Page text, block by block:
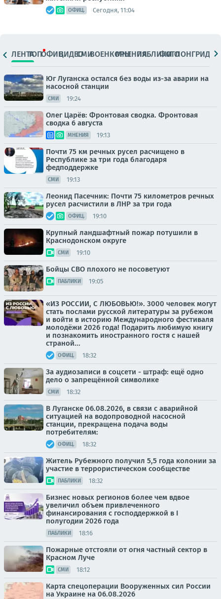
ОФИЦ. Сегодня, 11:04
ЛЕНТАТОПОФИЦ.ВИДЕОСМИВОЕНКОРЫМНЕНИЯПАБЛИКИ
ФОТОЛОНГРИДЫ
Юг Луганска остался без воды из-за аварии на
насосной станции
СМИ 19:24
Олег Царёв: Фронтовая сводка. Фронтовая
сводка 6 августа
МНЕНИЯ 19:13
Почти 75 км речных русел расчищено в
Республике за три года благодаря
федподдержке
СМИ 19:13
Леонид Пасечник: Почти 75 километров речных
русел расчистили в ЛНР за три года
ОФИЦ. 19:10
Крупный ландшафтный пожар потушили в
Краснодонском округе
СМИ 19:10
Бойцы СВО плохого не посоветуют
ПАБЛИКИ 19:05
«ИЗ РОССИИ, С ЛЮБОВЬЮ!». 3000 человек могут
стать послами русской литературы за рубежом
и войти в историю Международного фестиваля
молодёжи 2026 года! Подарить любимую книгу
и познакомить иностранного гостя с нашей
страной...
ОФИЦ. 18:32
За аудиозаписи в соцсети - штраф: ещё одно
дело о запрещённой символике
СМИ 18:32
В Луганске 06.08.2026, в связи с аварийной
ситуацией на водопроводной насосной
станции, прекращена подача воды
потребителям:
ОФИЦ. 18:32
Житель Рубежного получил 5,5 года колонии за
участие в террористическом сообществе
ПАБЛИКИ 18:32
Бизнес новых регионов более чем вдвое
увеличил объем привлеченного
финансирования с господдержкой в I
полугодии 2026 года
ПАБЛИКИ 18:16
Пожарные отстояли от огня частный сектор в
Красном Луче
СМИ 18:12
Карта спецоперации Вооруженных сил России
на Украине на 06.08.2026